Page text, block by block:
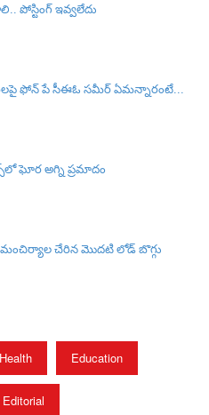
పోస్టింగ్ ఇవ్వలేదు
ఫోన్ పే సీఈఓ సమీర్ ఏమన్నారంటే...
ఘోర అగ్ని ప్రమాదం
చేరిన మొదటి లోడ్ బొగ్గు
Health Education
Editorial